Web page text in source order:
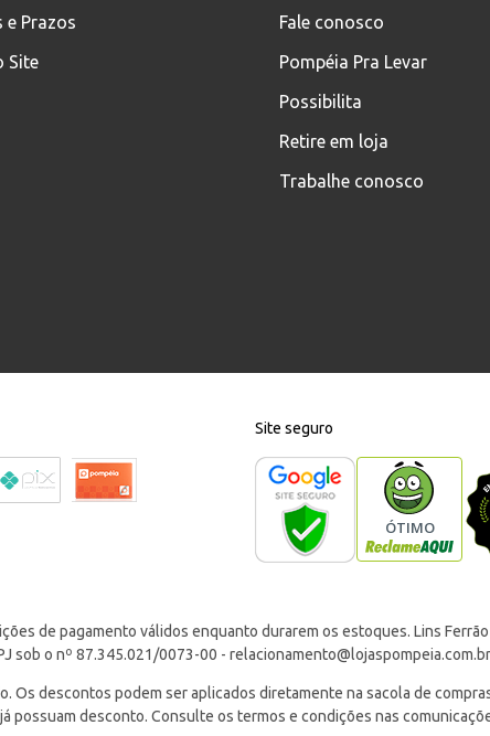
e Prazos
Site
Fale conosco
Pompéia Pra Levar
Possibilita
Retire em loja
Trabalhe conosco
Site seguro
de pagamento válidos enquanto durarem os estoques. Lins
sob o nº 87.345.021/0073-00 - relacionamento@lojaspompeia.com.br
Os descontos podem ser aplicados diretamente na sacola de
possuam desconto. Consulte os termos e condições nas